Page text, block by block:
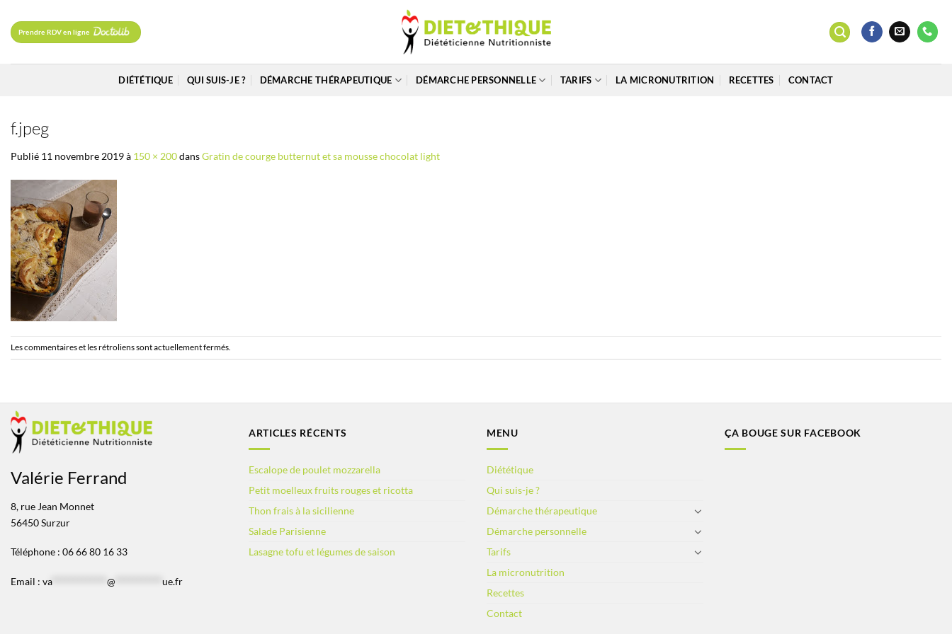
contenu
Prendre RDV en ligne
DIÉTÉTIQUE QUI SUIS-JE ? DÉMARCHE THÉRAPEUTIQUE DÉMARCHE PERSONNELLE TARIFS LA MICRONUTRITION RECETTES CONTACT
f.jpeg
Publié 11 novembre 2019à 150 × 200dansGratin de courge butternut et sa mousse chocolat light
Les commentaires et les rétroliens sont actuellement fermés.
Valérie Ferrand
8, rue Jean Monnet
56450 Surzur
Téléphone : 06 66 80 16 33
Email : va************* @ ue.fr
ARTICLES RÉCENTS
Escalope de poulet mozzarella
Petit moelleux fruits rouges et ricotta
Thon frais à la sicilienne
Salade Parisienne
Lasagne tofu et légumes de saison
MENU
Diététique
Qui suis-je ?
Démarche thérapeutique
Démarche personnelle
Tarifs
La micronutrition
Recettes
Contact
ÇA BOUGE SUR FACEBOOK